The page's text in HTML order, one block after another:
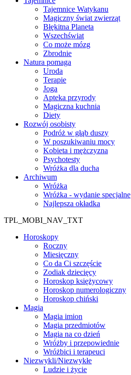
Tajemnice Watykanu
Magiczny świat zwierząt
Błękitna Planeta
Wszechświat
Co może mózg
Zbrodnie
Natura pomaga
Uroda
Terapie
Joga
Apteka przyrody
Magiczna kuchnia
Diety
Rozwój osobisty
Podróż w głąb duszy
W poszukiwaniu mocy
Kobieta i mężczyzna
Psychotesty
Wróżka dla ducha
Archiwum
Wróżka
Wróżka - wydanie specjalne
Najlepsza okładka
TPL_MOBI_NAV_TXT
Horoskopy
Roczny
Miesięczny
Co da Ci szczęście
Zodiak dziecięcy
Horoskop księżycowy
Horoskop numerologiczny
Horoskop chiński
Magia
Magia imion
Magia przedmiotów
Magia na co dzień
Wróżby i przepowiednie
Wróżbici i terapeuci
Niezwykli/Niezwykłe
Ludzie i życie